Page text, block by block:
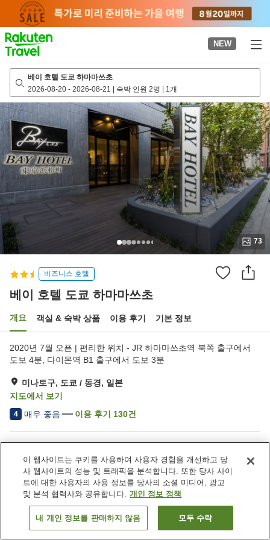
page
NEW
베이 호텔 도쿄 하마마쓰초
2026-08-20 - 2026-08-21 | 숙박 인원 2명 | 1개
73
비즈니스 호텔
베이 호텔 도쿄 하마마쓰초
개요 객실 & 숙박 상품 이용 후기 기본 정보
2020년 7월 오픈 | 편리한 위치 - JR 하마마쓰초역 북쪽 출구에서
도보 4분, 다이몬역 B1 출구에서 도보 3분
미나토구, 도쿄 / 동경, 일본
지도에서 보기
4 매우 좋음 이용 후기 130건
Wi-Fi
역에서 도보 5분
라운지
완전 금연
객실 보기
이 웹사이트는 쿠키를 사용하여 사용자 경험을 개선하고 당
사 웹사이트의 성능 및 트래픽을 분석합니다. 또한 당사 사이
트에 대한 사용자의 사용 정보를 당사의 소셜 미디어, 광고
및 분석 협력사와 공유합니다. 개인 정보 정책
내 개인 정보를 판매하지 않음 모두 수락